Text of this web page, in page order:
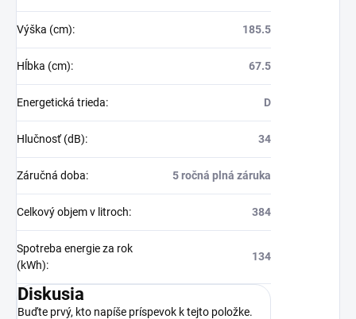
Výška (cm): 185.5
Hĺbka (cm): 67.5
Energetická trieda: D
Hlučnosť (dB): 34
Záručná doba: 5 ročná plná záruka
Celkový objem v litroch: 384
Spotreba energie za rok
(kWh):
134
Diskusia
Buďte prvý, kto napíše príspevok k tejto položke.